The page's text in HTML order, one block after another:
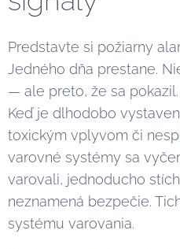
Predstavte si požiarny
Jedného dňa prestane.
— ale preto, že sa
Keď je dlhodobo
toxickým vplyvom či
varovné systémy sa
varovali, jednoducho
neznamená bezpečie.
systému varovania.